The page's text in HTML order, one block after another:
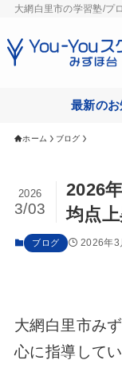
大網白里市の学習塾/プ
最新の
ホーム ブログ
2026
均点
2026
3/03
ブログ 2026年3
大網白里市み
心に指導して